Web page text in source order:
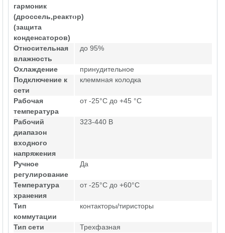
гармоник
(дроссель,реактор)
(защита
конденсаторов)
Относительная
влажность
до 95%
Охлаждение
принудительное
Подключение к
сети
клеммная колодка
Рабочая
температура
от -25°C до +45 °C
Рабочий
диапазон
входного
напряжения
323-440 В
Ручное
регулирование
Да
Температура
хранения
от -25°C до +60°C
Тип
коммутации
контакторы/тиристоры
Тип сети
Трехфазная